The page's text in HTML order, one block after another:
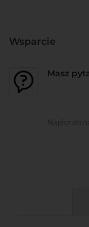
Wsparcie
Masz